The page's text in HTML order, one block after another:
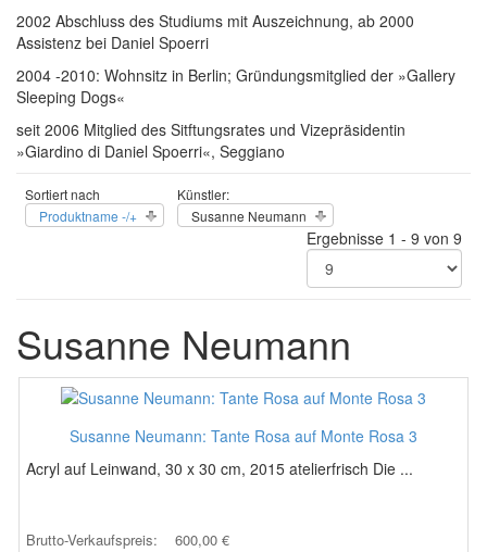
2002 Abschluss des Studiums mit Auszeichnung, ab 2000
Assistenz bei Daniel Spoerri
2004 -2010: Wohnsitz in Berlin; Gründungsmitglied der »Gallery
Sleeping Dogs«
seit 2006 Mitglied des Sitftungsrates und Vizepräsidentin
»Giardino di Daniel Spoerri«, Seggiano
Sortiert nach
Produktname -/+
Künstler:
Susanne Neumann
Ergebnisse 1 - 9 von 9
Susanne Neumann
Susanne Neumann: Tante Rosa auf Monte Rosa 3
Acryl auf Leinwand, 30 x 30 cm, 2015 atelierfrisch Die ...
Brutto-Verkaufspreis: 600,00 €